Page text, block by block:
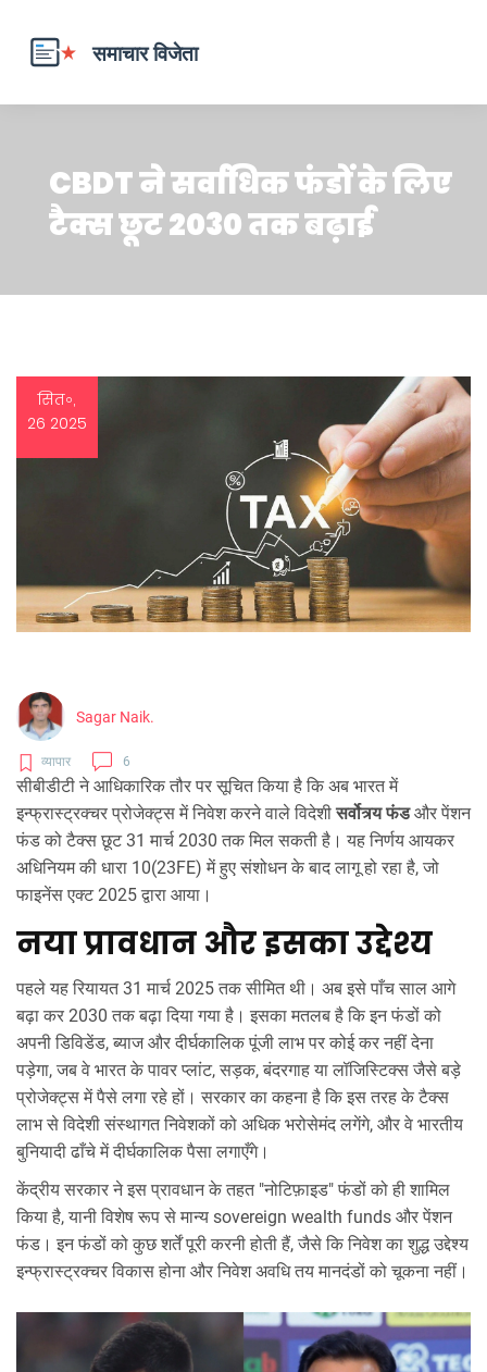
CBDT ने सर्वाधिक फंडों के लिए
टैक्स छूट 2030 तक बढ़ाई
सित॰,
26 2025
Sagar Naik.
व्यापार 6
सीबीडीटी ने आधिकारिक तौर पर सूचित किया है कि अब भारत में
इन्फ्रास्ट्रक्चर प्रोजेक्ट्स में निवेश करने वाले विदेशीसर्वोत्र्य फंडऔर पेंशन
फंड को टैक्स छूट 31 मार्च 2030 तक मिल सकती है। यह निर्णय आयकर
अधिनियम की धारा 10(23FE) में हुए संशोधन के बाद लागू हो रहा है, जो
फाइनेंस एक्ट 2025 द्वारा आया।
नया प्रावधान और इसका उद्देश्य
पहले यह रियायत 31 मार्च 2025 तक सीमित थी। अब इसे पाँच साल आगे
बढ़ा कर 2030 तक बढ़ा दिया गया है। इसका मतलब है कि इन फंडों को
अपनी डिविडेंड, ब्याज और दीर्घकालिक पूंजी लाभ पर कोई कर नहीं देना
पड़ेगा, जब वे भारत के पावर प्लांट, सड़क, बंदरगाह या लॉजिस्टिक्स जैसे बड़े
प्रोजेक्ट्स में पैसे लगा रहे हों। सरकार का कहना है कि इस तरह के टैक्स
लाभ से विदेशी संस्थागत निवेशकों को अधिक भरोसेमंद लगेंगे, और वे भारतीय
बुनियादी ढाँचे में दीर्घकालिक पैसा लगाएँगे।
केंद्रीय सरकार ने इस प्रावधान के तहत "नोटिफ़ाइड" फंडों को ही शामिल
किया है, यानी विशेष रूप से मान्य sovereign wealth funds और पेंशन
फंड। इन फंडों को कुछ शर्तें पूरी करनी होती हैं, जैसे कि निवेश का शुद्ध उद्देश्य
इन्फ्रास्ट्रक्चर विकास होना और निवेश अवधि तय मानदंडों को चूकना नहीं।